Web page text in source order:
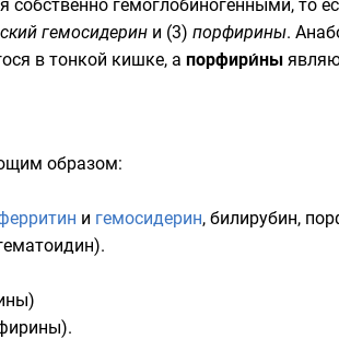
гемоглобиногенными, то
гемосидерин и (3) порфирины.
в тонкой кишке, а порфири́ны
образом:
и гемосидерин, билирубин,